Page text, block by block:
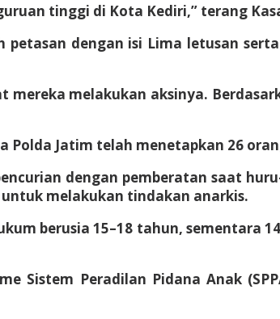
tinggi di Kota Kediri,” terang
dengan isi Lima letusan
melakukan aksinya.
Jatim telah menetapkan 26
dengan pemberatan saat
melakukan tindakan anarkis.
berusia 15–18 tahun, sementara
Sistem Peradilan Pidana Anak